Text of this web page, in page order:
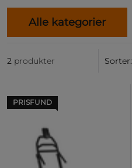
Alle kategorier
2 produkter Sorter:
PRISFUND